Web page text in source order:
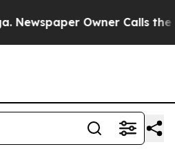
Owner Calls the